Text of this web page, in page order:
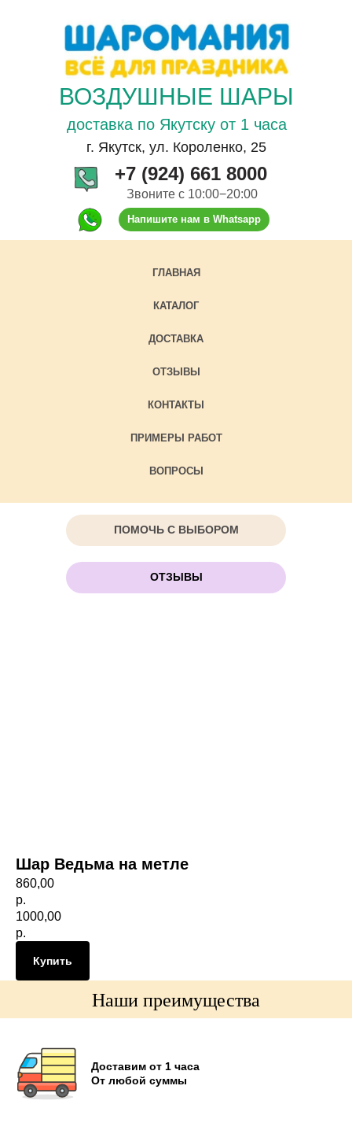
ВОЗДУШНЫЕ ШАРЫ
доставка по Якутску от 1 часа
г. Якутск, ул. Короленко, 25
+7 (924) 661 8000
Напишите нам в Whatsapp
Звоните с 10:00−20:00
ГЛАВНАЯ
КАТАЛОГ
ДОСТАВКА
ОТЗЫВЫ
КОНТАКТЫ
ПРИМЕРЫ РАБОТ
ВОПРОСЫ
ПОМОЧЬ С ВЫБОРОМ
ОТЗЫВЫ
Шар Ведьма на метле
860,00
р.
1000,00
р.
Купить
Наши преимущества
Доставим от 1 часа
От любой суммы